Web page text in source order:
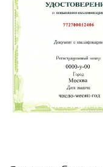
Эталоны единиц
Виды, средства,
Виды измерений и